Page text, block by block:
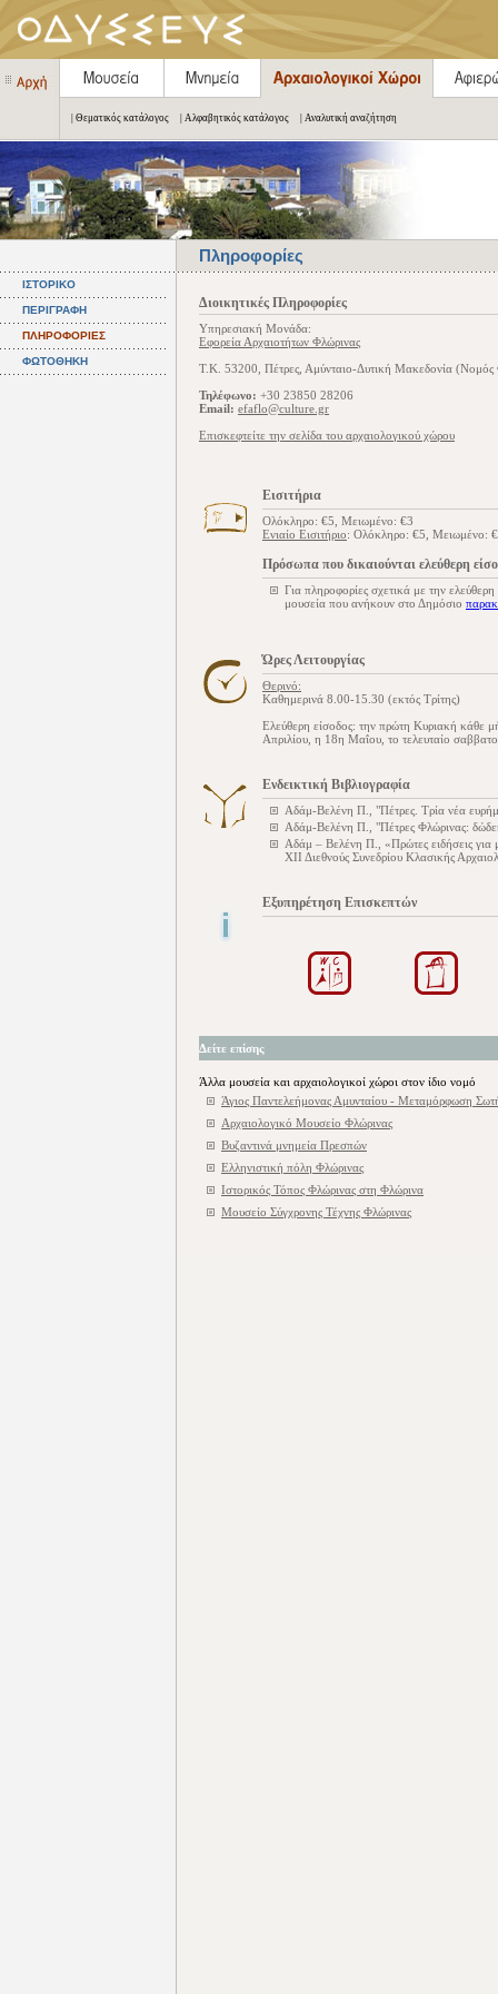
| Θεματικός κατάλογος | Αλφαβητικός κατάλογος | Αναλυτική αναζήτηση
Πληροφορίες
ΙΣΤΟΡΙΚΟ
ΠΕΡΙΓΡΑΦΗ
ΠΛΗΡΟΦΟΡΙΕΣ
ΦΩΤΟΘΗΚΗ
Διοικητικές Πληροφορίες
Υπηρεσιακή Μονάδα:
Εφορεία Αρχαιοτήτων Φλώρινας
Τ.Κ. 53200, Πέτρες, Αμύνταιο-Δυτική Μακεδονία (Νομός
Τηλέφωνο: +30 23850 28206
Email: efaflo@culture.gr
Επισκεφτείτε την σελίδα του αρχαιολογικού χώρου
Εισιτήρια
Ολόκληρο: €5, Μειωμένο: €3
Ενιαίο Εισιτήριο: Ολόκληρο: €5, Μειωμένο:
Πρόσωπα που δικαιούνται ελεύθερη
Για πληροφορίες σχετικά με την
μουσεία που ανήκουν στο Δημόσιο
Ώρες Λειτουργίας
Θερινό:
Καθημερινά 8.00-15.30 (εκτός Τρίτης)
Ελεύθερη είσοδος: την πρώτη Κυριακή
Απριλίου, η 18η Μαΐου, το τελευταίο
Ενδεικτική Βιβλιογραφία
Αδάμ-Βελένη Π., "Πέτρες. Τρία νέα
Αδάμ-Βελένη Π., "Πέτρες Φλώρινας:
Αδάμ – Βελένη Π., «Πρώτες ειδήσεις για
ΧΙΙ Διεθνούς Συνεδρίου Κλασικής
Εξυπηρέτηση Επισκεπτών
Δείτε επίσης
Άλλα μουσεία και αρχαιολογικοί χώροι στον ίδιο νομό
Άγιος Παντελεήμονας Αμυνταίου - Μεταμόρφωση
Αρχαιολογικό Μουσείο Φλώρινας
Βυζαντινά μνημεία Πρεσπών
Ελληνιστική πόλη Φλώρινας
Ιστορικός Τόπος Φλώρινας στη Φλώρινα
Μουσείο Σύγχρονης Τέχνης Φλώρινας